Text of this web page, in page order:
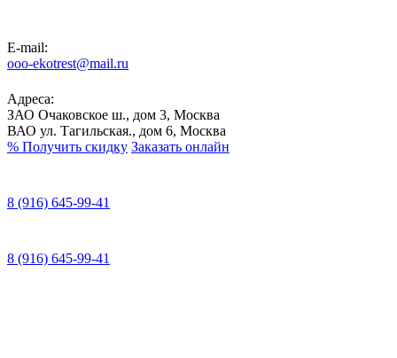
E-mail:
ooo-ekotrest@mail.ru
Адреса:
ЗАО Очаковское ш., дом 3, Москва
ВАО ул. Тагильская., дом 6, Москва
% Получить скидку Заказать онлайн
8 (916) 645-99-41
8 (916) 645-99-41